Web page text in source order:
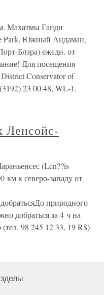
Махатмы Ганди
Park, Южный Андаман,
Блэра) ежедн. от
Для посещения
Conservator of
23 00 48, WL-1,
Ленсойс-
(Len??is
км к северо-западу от
природного
добраться за 4 ч на
98 245 12 33, 19 R$)